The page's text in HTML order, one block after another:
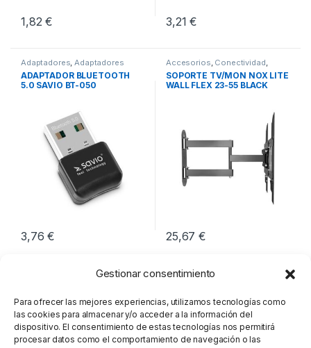
Gestionar consentimiento
Para ofrecer las mejores experiencias, utilizamos tecnologías como
las cookies para almacenar y/o acceder a la información del
dispositivo. El consentimiento de estas tecnologías nos permitirá
procesar datos como el comportamiento de navegación o las
1,82€ 3,21€
Adaptadores,Adaptadores
Bluetooth, Conectividad
ADAPTADOR BLUETOOTH
5.0 SAVIO BT-050
3,76€
Accesorios, Conectividad,
Soportes TV
SOPORTE TV/MON NOX LITE
WALL FLEX 23-55 BLACK
25,67€